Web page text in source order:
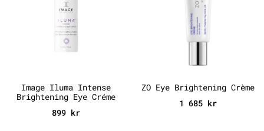
Image Iluma Intense
Brightening Eye Créme
899 kr
ZO Eye Brightening Crème
1 685 kr